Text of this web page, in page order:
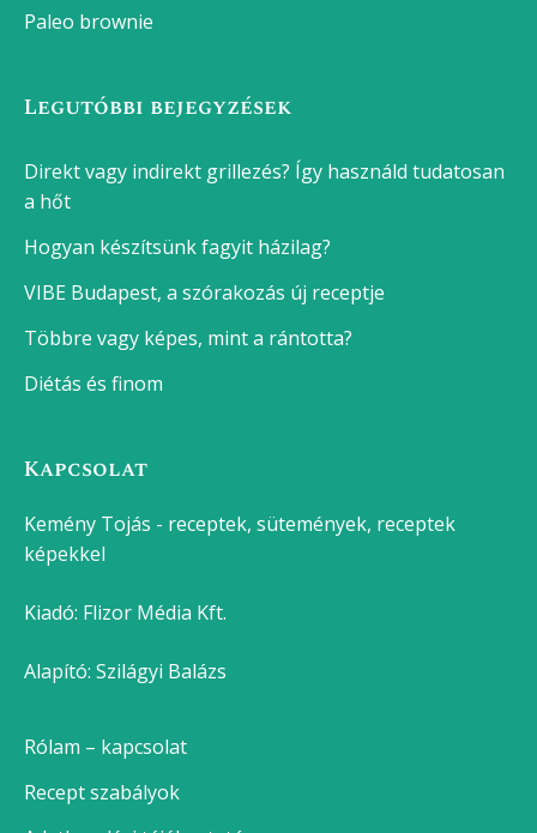
Paleo brownie
Legutóbbi bejegyzések
Direkt vagy indirekt grillezés? Így használd tudatosan
a hőt
Hogyan készítsünk fagyit házilag?
VIBE Budapest, a szórakozás új receptje
Többre vagy képes, mint a rántotta?
Diétás és finom
Kapcsolat
Kemény Tojás - receptek, sütemények, receptek
képekkel
Kiadó: Flizor Média Kft.
Alapító: Szilágyi Balázs
Rólam – kapcsolat
Recept szabályok